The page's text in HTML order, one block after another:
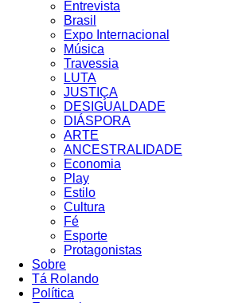
Entrevista
Brasil
Expo Internacional
Música
Travessia
LUTA
JUSTIÇA
DESIGUALDADE
DIÁSPORA
ARTE
ANCESTRALIDADE
Economia
Play
Estilo
Cultura
Fé
Esporte
Protagonistas
Sobre
Tá Rolando
Política